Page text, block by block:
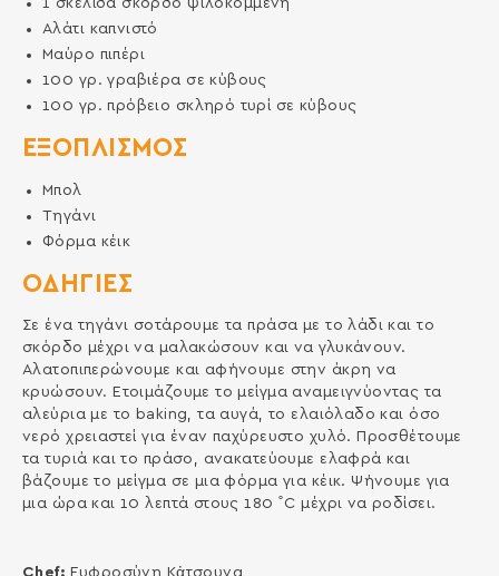
ΟΔΗΓΙΕΣ
Σε ένα τηγάνι σοτάρουμε τα πράσα με το λάδι και το
σκόρδο μέχρι να μαλακώσουν και να γλυκάνουν.
Αλατοπιπερώνουμε και αφήνουμε στην άκρη να
κρυώσουν. Ετοιμάζουμε το μείγμα αναμειγνύοντας τα
αλεύρια με το baking, τα αυγά, το ελαιόλαδο και όσο
νερό χρειαστεί για έναν παχύρευστο χυλό. Προσθέτουμε
τα τυριά και το πράσο, ανακατεύουμε ελαφρά και
βάζουμε το μείγμα σε μια φόρμα για κέικ. Ψήνουμε για
μια ώρα και 10 λεπτά στους 180 ˚C μέχρι να ροδίσει.
Chef: Ευφροσύνη Κἀτσουνα
Αλάτι καπνιστό
Μαύρο πιπέρι
100 γρ.γραβιέρα σε κύβους
100 γρ.πρόβειο σκληρό τυρί σε κύβους
ΕΞΟΠΛΙΣΜΌΣ
Μπολ
Τηγάνι
Φόρμα κέικ